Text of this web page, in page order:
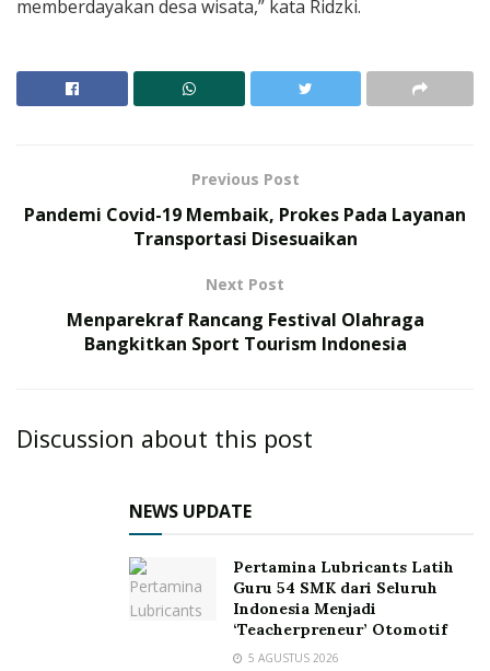
memberdayakan desa wisata,” kata Ridzki.
Previous Post
Pandemi Covid-19 Membaik, Prokes Pada Layanan
Transportasi Disesuaikan
Next Post
Menparekraf Rancang Festival Olahraga
Bangkitkan Sport Tourism Indonesia
Discussion about this post
NEWS UPDATE
Pertamina Lubricants Latih
Guru 54 SMK dari Seluruh
Indonesia Menjadi
‘Teacherpreneur’ Otomotif
5 AGUSTUS 2026